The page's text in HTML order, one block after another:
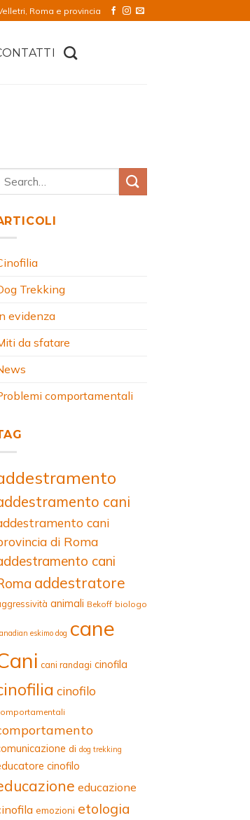
Roma e provincia
Trekking
evidenza
da sfatare
comportamentali
cani
cani
di Roma
cani
addestratore
animali Bekoff biologo
eskimo dog cane
cani randagi cinofila
cinofilo
di dog trekking
cinofilo
educazione
emozioni etologia